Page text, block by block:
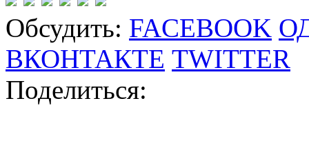
Обсудить: FACEBOOK
ВКОНТАКТЕ TWITTER
Поделиться: